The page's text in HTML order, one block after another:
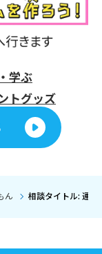
学ぶ
トグッズ
ん 相談タイトル: 運